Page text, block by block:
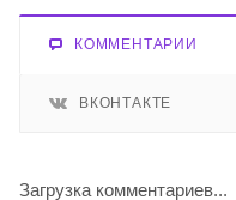
КОММЕНТАРИИ
ВКОНТАКТЕ
Загрузка комментариев...